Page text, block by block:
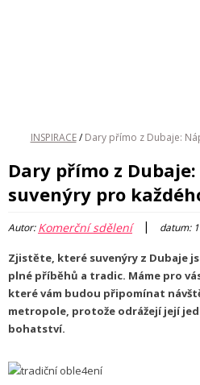
INSPIRACE / Dary přímo z Dubaje:
Dary přímo z
suvenýry pro
Autor:Komerční sdělení | datum:
Zjistěte, které suvenýry z Dubaje
plné příběhů a tradic. Máme pro
které vám budou připomínat
metropole, protože odrážejí její
bohatství.